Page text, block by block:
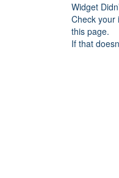
Widget
Check your
this page.
If that